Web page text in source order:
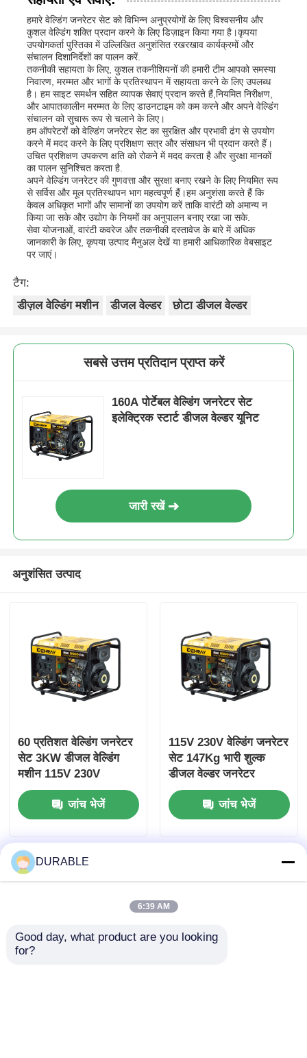
हमारे वेल्डिंग जनरेटर सेट को विभिन्न अनुप्रयोगों के लिए विश्वसनीय और
कुशल वेल्डिंग शक्ति प्रदान करने के लिए डिज़ाइन किया गया है।कृपया
उपयोगकर्ता पुस्तिका में उल्लिखित अनुशंसित रखरखाव कार्यक्रमों और
संचालन दिशानिर्देशों का पालन करें.
तकनीकी सहायता के लिए, कुशल तकनीशियनों की हमारी टीम आपको समस्या
निवारण, मरम्मत और भागों के प्रतिस्थापन में सहायता करने के लिए उपलब्ध
है। हम साइट समर्थन सहित व्यापक सेवाएं प्रदान करते हैं,नियमित निरीक्षण,
और आपातकालीन मरम्मत के लिए डाउनटाइम को कम करने और अपने वेल्डिंग
संचालन को सुचारू रूप से चलाने के लिए।
हम ऑपरेटरों को वेल्डिंग जनरेटर सेट का सुरक्षित और प्रभावी ढंग से उपयोग
करने में मदद करने के लिए प्रशिक्षण सत्र और संसाधन भी प्रदान करते हैं।
उचित प्रशिक्षण उपकरण क्षति को रोकने में मदद करता है और सुरक्षा मानकों
का पालन सुनिश्चित करता है.
अपने वेल्डिंग जनरेटर की गुणवत्ता और सुरक्षा बनाए रखने के लिए नियमित रूप
से सर्विस और मूल प्रतिस्थापन भाग महत्वपूर्ण हैं।हम अनुशंसा करते हैं कि
केवल अधिकृत भागों और सामानों का उपयोग करें ताकि वारंटी को अमान्य न
किया जा सके और उद्योग के नियमों का अनुपालन बनाए रखा जा सके.
सेवा योजनाओं, वारंटी कवरेज और तकनीकी दस्तावेज के बारे में अधिक
जानकारी के लिए, कृपया उत्पाद मैनुअल देखें या हमारी आधिकारिक वेबसाइट
पर जाएं।
टैग:
डीज़ल वेल्डिंग मशीन
डीजल वेल्डर छोटा डीजल वेल्डर
सबसे उत्तम प्रतिदान प्राप्त करें
160A पोर्टेबल वेल्डिंग जनरेटर सेट
इलेक्ट्रिक स्टार्ट डीजल वेल्डर यूनिट
जारी रखें
अनुशंसित उत्पाद
60 प्रतिशत वेल्डिंग जनरेटर
सेट 3KW डीजल वेल्डिंग
मशीन 115V 230V
जांच भेजें
115V 230V वेल्डिंग जनरेटर
सेट 147Kg भारी शुल्क
डीजल वेल्डर जनरेटर
जांच भेजें
DURABLE
6:39 AM
Good day, what product are you looking
for?